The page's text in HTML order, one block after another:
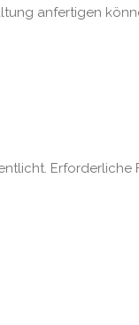
anfertigen
Erforderliche